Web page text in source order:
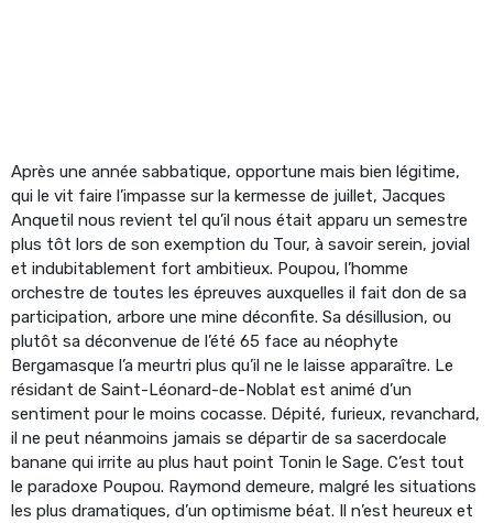
Après une année sabbatique, opportune mais bien légitime,
qui le vit faire l’impasse sur la kermesse de juillet, Jacques
Anquetil nous revient tel qu’il nous était apparu un semestre
plus tôt lors de son exemption du Tour, à savoir serein, jovial
et indubitablement fort ambitieux. Poupou, l’homme
orchestre de toutes les épreuves auxquelles il fait don de sa
participation, arbore une mine déconfite. Sa désillusion, ou
plutôt sa déconvenue de l’été 65 face au néophyte
Bergamasque l’a meurtri plus qu’il ne le laisse apparaître. Le
résidant de Saint-Léonard-de-Noblat est animé d’un
sentiment pour le moins cocasse. Dépité, furieux, revanchard,
il ne peut néanmoins jamais se départir de sa sacerdocale
banane qui irrite au plus haut point Tonin le Sage. C’est tout
le paradoxe Poupou. Raymond demeure, malgré les situations
les plus dramatiques, d’un optimisme béat. Il n’est heureux et